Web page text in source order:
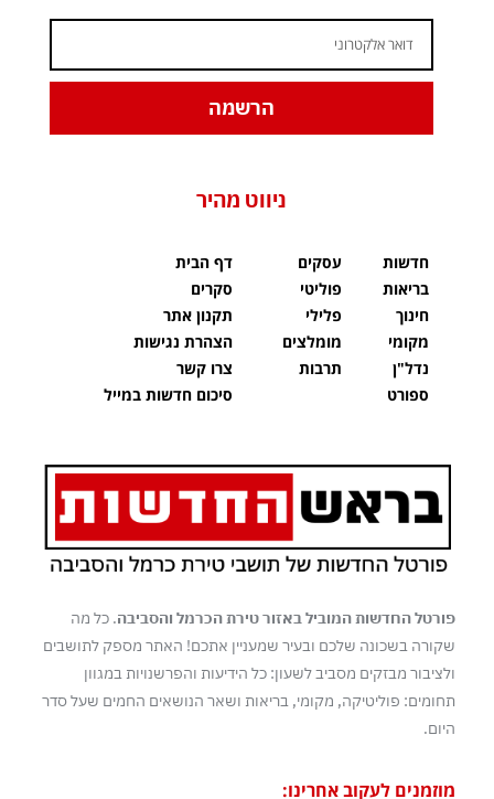
הרשמה
ניווט מהיר
חדשות
בריאות
חינוך
מקומי
נדל"ן
ספורט
עסקים
פוליטי
פלילי
מומלצים
תרבות
דף הבית
סקרים
תקנון אתר
הצהרת נגישות
צרו קשר
סיכום חדשות במייל
פורטל החדשות המוביל באזור טירת הכרמל והסביבה. כל מה
שקורה בשכונה שלכם ובעיר שמעניין אתכם! האתר מספק לתושבים
ולציבור מבזקים מסביב לשעון: כל הידיעות והפרשנויות במגוון
תחומים: פוליטיקה, מקומי, בריאות ושאר הנושאים החמים שעל סדר
היום.
מוזמנים לעקוב אחרינו: